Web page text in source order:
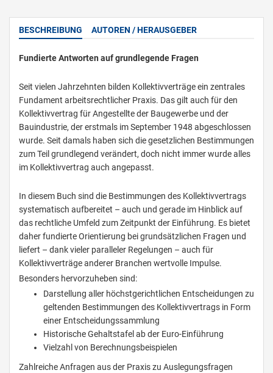
BESCHREIBUNG AUTOREN / HERAUSGEBER
Fundierte Antworten auf grundlegende Fragen
Seit vielen Jahrzehnten bilden Kollektivverträge ein zentrales
Fundament arbeitsrechtlicher Praxis. Das gilt auch für den
Kollektivvertrag für Angestellte der Baugewerbe und der
Bauindustrie, der erstmals im September 1948 abgeschlossen
wurde. Seit damals haben sich die gesetzlichen Bestimmungen
zum Teil grundlegend verändert, doch nicht immer wurde alles
im Kollektivvertrag auch angepasst.
In diesem Buch sind die Bestimmungen des Kollektivvertrags
systematisch aufbereitet – auch und gerade im Hinblick auf
das rechtliche Umfeld zum Zeitpunkt der Einführung. Es bietet
daher fundierte Orientierung bei grundsätzlichen Fragen und
liefert – dank vieler paralleler Regelungen – auch für
Kollektivverträge anderer Branchen wertvolle Impulse.
Besonders hervorzuheben sind:
Darstellung aller höchstgerichtlichen Entscheidungen zu
geltenden Bestimmungen des Kollektivvertrags in Form
einer Entscheidungssammlung
Historische Gehaltstafel ab der Euro-Einführung
Vielzahl von Berechnungsbeispielen
Zahlreiche Anfragen aus der Praxis zu Auslegungsfragen